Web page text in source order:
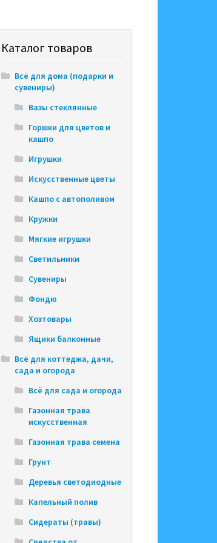
Каталог товаров
Всё для дома (подарки и
сувениры)
Вазы стеклянные
Горшки для цветов и
кашпо
Игрушки
Искусственные цветы
Кашпо с автополивом
Кружки
Мягкие игрушки
Светильники
Сувениры
Фондю
Хозтовары
Ящики балконные
Всё для коттеджа, дачи,
сада и огорода
Всё для сада и огорода
Газонная трава
искусственная
Газонная трава семена
Грунт
Деревья светодиодные
Капельный полив
Сидераты (травы)